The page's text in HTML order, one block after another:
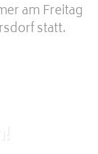
am Freitag
statt.